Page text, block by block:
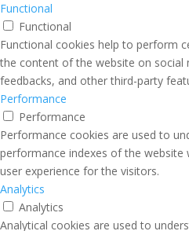
Functional
Functional
Functional cookies help to perform
the content of the website on social
feedbacks, and other third-party
Performance
Performance
Performance cookies are used to
performance indexes of the website
user experience for the visitors.
Analytics
Analytics
Analytical cookies are used to